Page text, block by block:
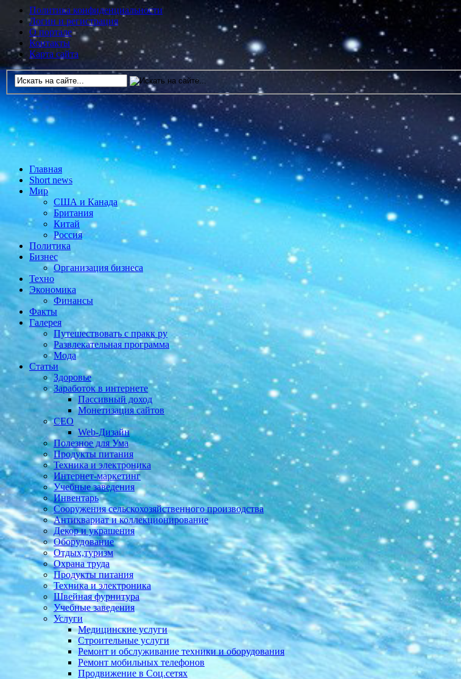
Политика конфиденциальности
Логин и регистрация
О портале
Контакты
Карта сайта
Главная
Short news
Мир
США и Канада
Британия
Китай
Россия
Политика
Бизнес
Организация бизнеса
Техно
Экономика
Финансы
Факты
Галерея
Путешествовать с пракк ру
Развлекательная программа
Мода
Статьи
Здоровье
Заработок в интернете
Пассивный доход
Монетизация сайтов
СЕО
Web-Дизайн
Полезное для Ума
Продукты питания
Техника и электроника
Интернет-маркетинг
Учебные заведения
Инвентарь
Cооружения сельскохозяйственного производства
Антиквариат и коллекционирование
Декор и украшения
Оборудование
Отдых,туризм
Охрана труда
Продукты питания
Техника и электроника
Швейная фурнитура
Учебные заведения
Услуги
Медицинские услуги
Строительные услуги
Ремонт и обслуживание техники и оборудования
Ремонт мобильных телефонов
Продвижение в Соц.сетях